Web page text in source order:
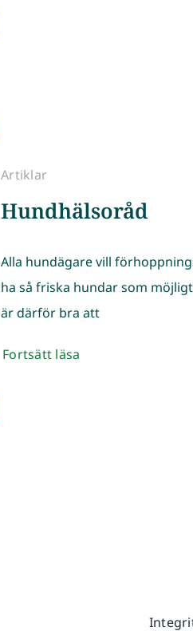
Artiklar
Hundhälsoråd
Alla hundägare vill
ha så friska hundar som
är därför bra attㅤ
Fortsätt läsa